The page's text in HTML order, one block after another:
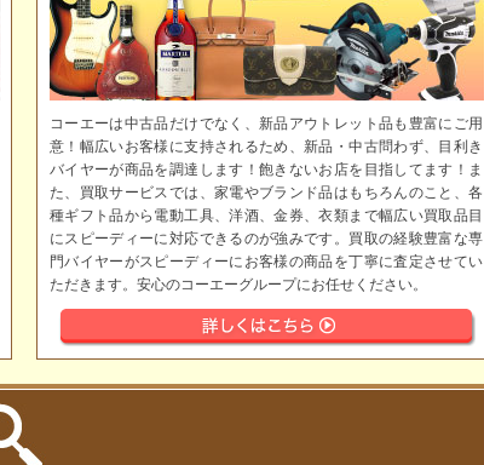
コーエーは中古品だけでなく、新品アウトレット品も豊富にご用
意！幅広いお客様に支持されるため、新品・中古問わず、目利き
バイヤーが商品を調達します！飽きないお店を目指してます！ま
た、買取サービスでは、家電やブランド品はもちろんのこと、各
種ギフト品から電動工具、洋酒、金券、衣類まで幅広い買取品目
にスピーディーに対応できるのが強みです。買取の経験豊富な専
門バイヤーがスピーディーにお客様の商品を丁寧に査定させてい
ただきます。安心のコーエーグループにお任せください。